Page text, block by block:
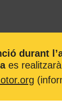
durant
es realitzarà